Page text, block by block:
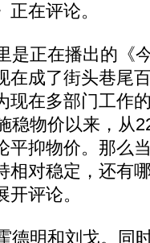
在评论。
正在播出的《
在成了街头巷尾
现在多部门工作
稳物价以来，从
平抑物价。那么
相对稳定，还有
评论。
明和刘戈。同